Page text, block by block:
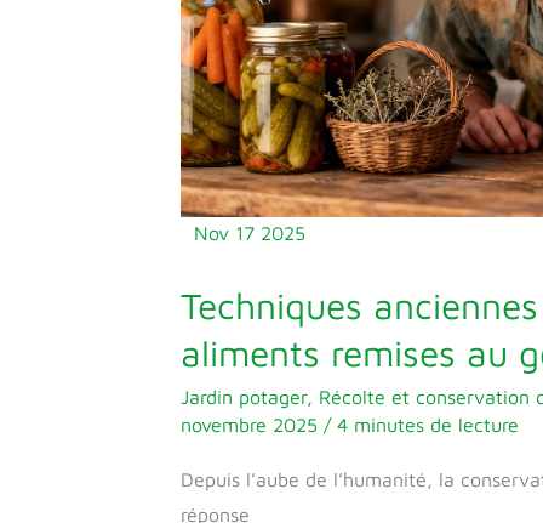
Nov 17 2025
Techniques
aliments remises au
Jardin potager, Récolte et conservation
novembre 2025 / 4 minutes de lecture
Depuis l’aube de l’humanité, la
réponse
au
goût
du
jour